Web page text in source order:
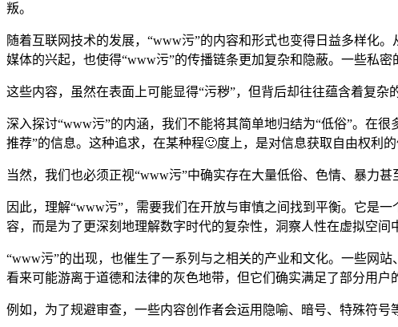
叛。
随着互联网技术的发展，“www污”的内容和形式也变得日益多样化
媒体的兴起，也使得“www污”的传播链条更加复杂和隐蔽。一些私
这些内容，虽然在表面上可能显得“污秽”，但背后却往往蕴含着复
深入探讨“www污”的内涵，我们不能将其简单地归结为“低俗”。在
推荐”的信息。这种追求，在某种程🙂度上，是对信息获取自由权利
当然，我们也必须正视“www污”中确实存在大量低俗、色情、暴力
因此，理解“www污”，需要我们在开放与审慎之间找到平衡。它是
容，而是为了更深刻地理解数字时代的复杂性，洞察人性在虚拟空
“www污”的出现，也催生了一系列与之相关的产业和文化。一些网
看来可能游离于道德和法律的灰色地带，但它们确实满足了部分用户
例如，为了规避审查，一些内容创作者会运用隐喻、暗号、特殊符